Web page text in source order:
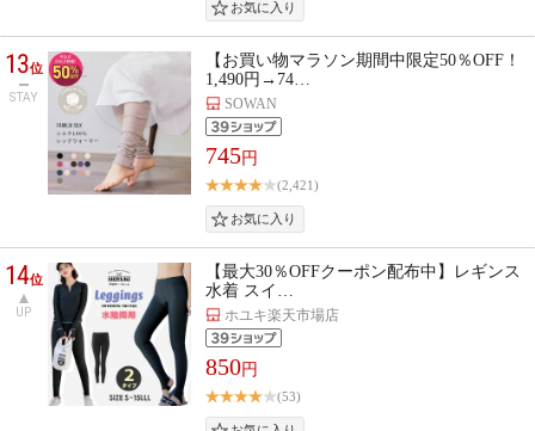
13位
STAY
【お買い物マラソン期間中限定50％OFF！
1,490円→74…
SOWAN
745円
(2,421)
14位
UP
【最大30％OFFクーポン配布中】レギンス
水着 スイ…
ホユキ楽天市場店
850円
(53)